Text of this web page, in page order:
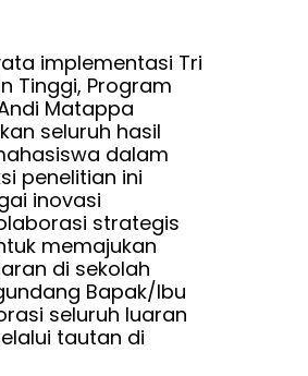
implementasi Tri
Tinggi, Program
Andi Matappa
seluruh hasil
dalam
penelitian ini
inovasi
strategis
memajukan
di sekolah
Bapak/Ibu
seluruh luaran
tautan di